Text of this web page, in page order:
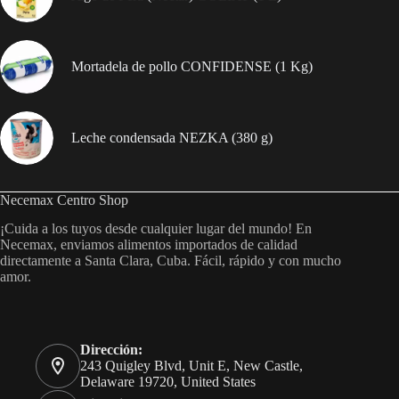
Mortadela de pollo CONFIDENSE (1 Kg)
Leche condensada NEZKA (380 g)
Necemax Centro Shop
¡Cuida a los tuyos desde cualquier lugar del mundo! En
Necemax, enviamos alimentos importados de calidad
directamente a Santa Clara, Cuba. Fácil, rápido y con mucho
amor.
Dirección:
243 Quigley Blvd, Unit E, New Castle,
Delaware 19720, United States